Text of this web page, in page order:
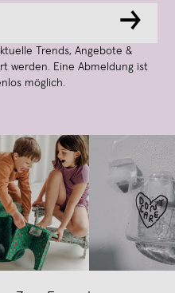
→
Trends, Angebote &
werden. Eine Abmeldung ist
möglich.